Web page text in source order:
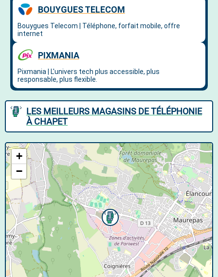
LES MEILLEURS MAGASINS DE TÉLÉPHONIE
À CHAPET
+
−